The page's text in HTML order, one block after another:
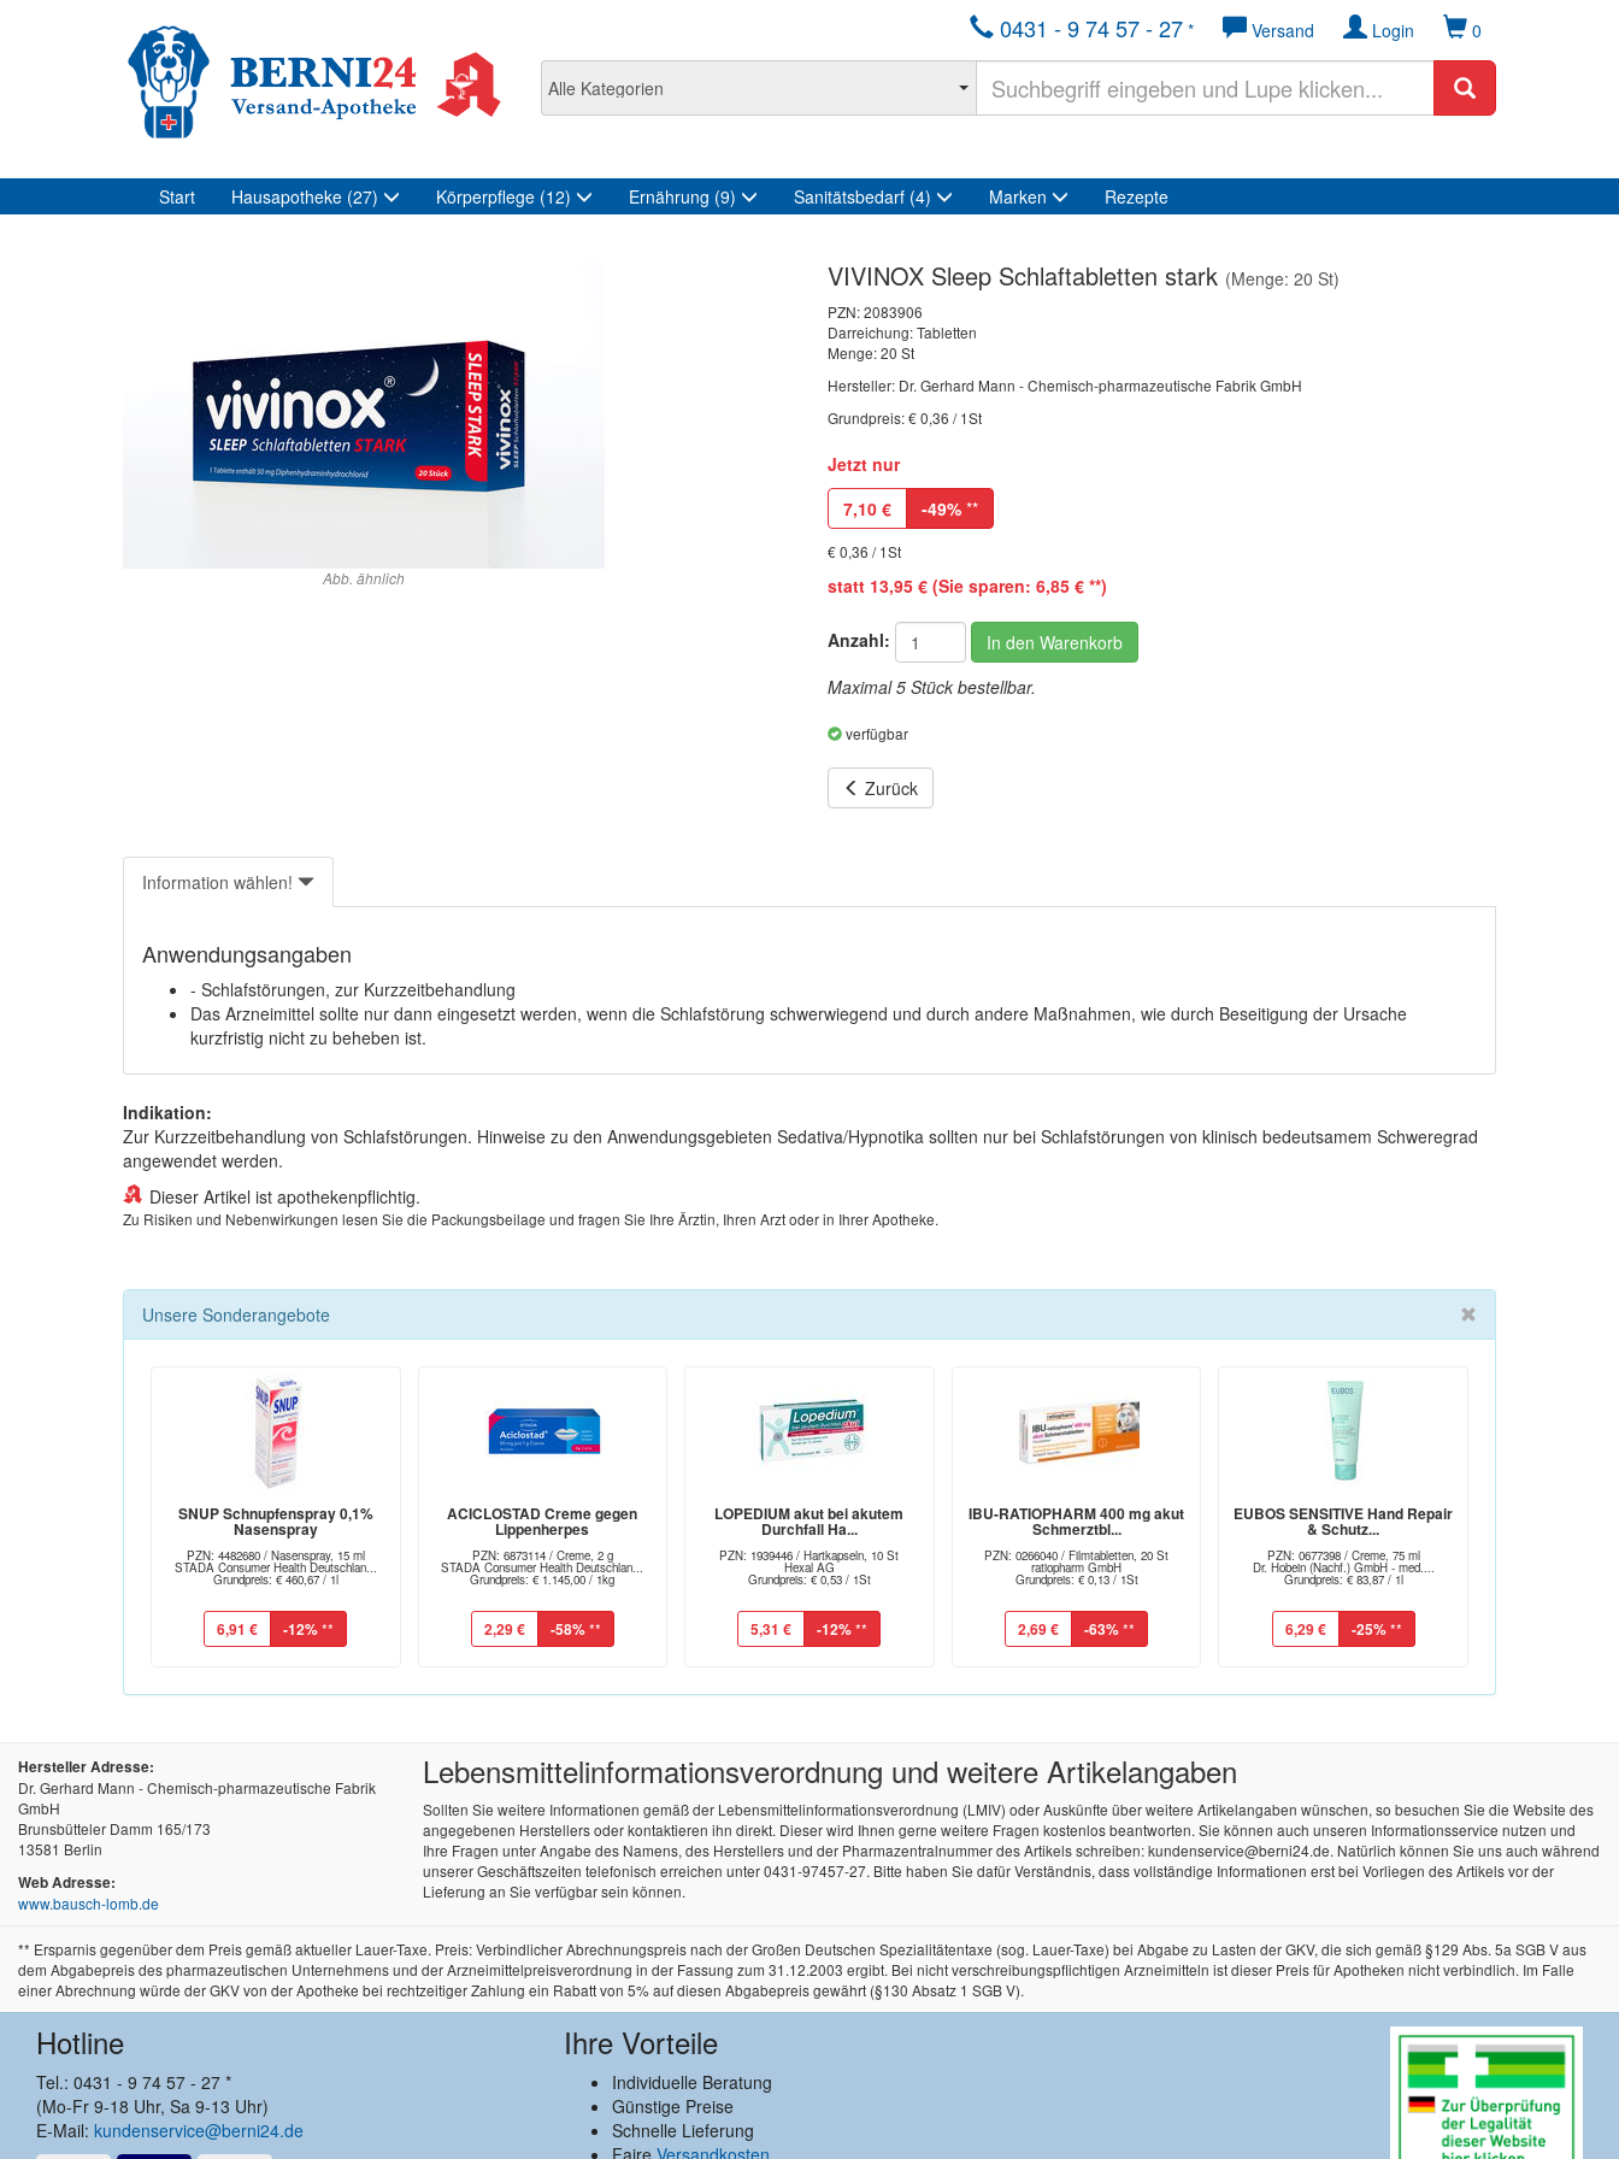
0
Login
Versand
0431 - 9 74 57 - 27 *
Start Hausapotheke (27) Körperpflege (12) Ernährung (9) Sanitätsbedarf (4) Marken Rezepte
Abb. ähnlich
VIVINOX Sleep Schlaftabletten stark (Menge: 20 St)
PZN:2083906
Darreichung: Tabletten
Menge: 20 St
Hersteller: Dr. Gerhard Mann - Chemisch-pharmazeutische Fabrik GmbH
Grundpreis: € 0,36 / 1St
Jetzt nur
7,10 € -49% **
€ 0,36 / 1St
statt 13,95 € (Sie sparen: 6,85 € **)
Anzahl:
In den Warenkorb
Maximal 5 Stück bestellbar.
verfügbar
Zurück
Information wählen!
Anwendungsangaben
- Schlafstörungen, zur Kurzzeitbehandlung
Das Arzneimittel sollte nur dann eingesetzt werden, wenn die Schlafstörung schwerwiegend und durch andere Maßnahmen, wie durch Beseitigung der Ursache
kurzfristig nicht zu beheben ist.
Indikation:
Zur Kurzzeitbehandlung von Schlafstörungen. Hinweise zu den Anwendungsgebieten Sedativa/Hypnotika sollten nur bei Schlafstörungen von klinisch bedeutsamem Schweregrad
angewendet werden.
Dieser Artikel ist apothekenpflichtig.
Zu Risiken und Nebenwirkungen lesen Sie die Packungsbeilage und fragen Sie Ihre Ärztin, Ihren Arzt oder in Ihrer Apotheke.
Unsere Sonderangebote
SNUP Schnupfenspray 0,1%
Nasenspray
PZN: 4482680 / Nasenspray, 15 ml
STADA Consumer Health Deutschlan...
Grundpreis: € 460,67 / 1l
6,91 € -12%**
ACICLOSTAD Creme gegen
Lippenherpes
PZN: 6873114 / Creme, 2 g
STADA Consumer Health Deutschlan...
Grundpreis: € 1.145,00 / 1kg
2,29 € -58%**
LOPEDIUM akut bei akutem
Durchfall Ha...
PZN: 1939446 / Hartkapseln, 10 St
Hexal AG
Grundpreis: € 0,53 / 1St
5,31 € -12%**
IBU-RATIOPHARM 400 mg akut
Schmerztbl...
PZN: 0266040 / Filmtabletten, 20 St
ratiopharm GmbH
Grundpreis: € 0,13 / 1St
2,69 € -63%**
EUBOS SENSITIVE Hand Repair
& Schutz...
PZN: 0677398 / Creme, 75 ml
Dr. Hobein (Nachf.) GmbH - med....
Grundpreis: € 83,87 / 1l
6,29 € -25%**
Hersteller Adresse:
Dr. Gerhard Mann - Chemisch-pharmazeutische Fabrik
GmbH
Brunsbütteler Damm 165/173
13581 Berlin
Web Adresse:
www.bausch-lomb.de
Lebensmittel­informations­verordnung und weitere Artikelangaben
Sollten Sie weitere Informationen gemäß der Lebensmittel­informations­verordnung (LMIV) oder Auskünfte über weitere Artikelangaben wünschen, so besuchen Sie die Website des
angegebenen Herstellers oder kontaktieren ihn direkt. Dieser wird Ihnen gerne weitere Fragen kostenlos beantworten. Sie können auch unseren Informationsservice nutzen und
Ihre Fragen unter Angabe des Namens, des Herstellers und der Pharmazentralnummer des Artikels schreiben: kundenservice@berni24.de. Natürlich können Sie uns auch während
unserer Geschäftszeiten telefonisch erreichen unter 0431-97457-27. Bitte haben Sie dafür Verständnis, dass vollständige Informationen erst bei Vorliegen des Artikels vor der
Lieferung an Sie verfügbar sein können.
** Ersparnis gegenüber dem Preis gemäß aktueller Lauer-Taxe. Preis: Verbindlicher Abrechnungspreis nach der Großen Deutschen Spezialitätentaxe (sog. Lauer-Taxe) bei Abgabe zu Lasten der GKV, die sich gemäß §129 Abs. 5a SGB V aus
dem Abgabepreis des pharmazeutischen Unternehmens und der Arzneimittelpreisverordnung in der Fassung zum 31.12.2003 ergibt. Bei nicht verschreibungspflichtigen Arzneimitteln ist dieser Preis für Apotheken nicht verbindlich. Im Falle
einer Abrechnung würde der GKV von der Apotheke bei rechtzeitiger Zahlung ein Rabatt von 5% auf diesen Abgabepreis gewährt (§130 Absatz 1 SGB V).
Hotline
Tel.: 0431 - 9 74 57 - 27 *
(Mo-Fr 9-18 Uhr, Sa 9-13 Uhr)
E-Mail: kundenservice@berni24.de
Ihre Vorteile
Individuelle Beratung
Günstige Preise
Schnelle Lieferung
Faire Versandkosten